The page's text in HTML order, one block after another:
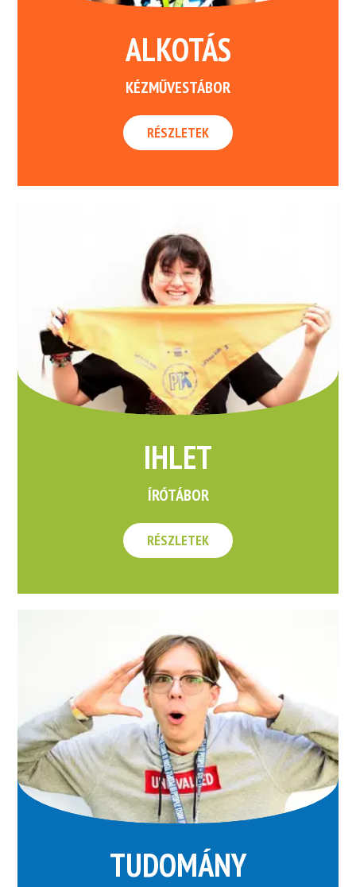
ALKOTÁS
KÉZMŰVESTÁBOR
RÉSZLETEK
IHLET
ÍRÓTÁBOR
RÉSZLETEK
TUDOMÁNY